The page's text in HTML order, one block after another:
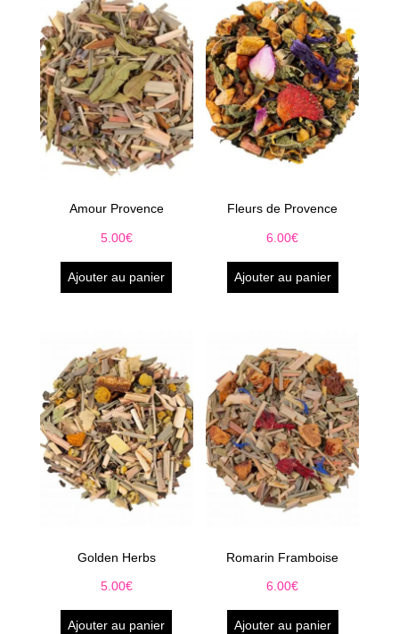
Amour Provence
5.00€
Ajouter au panier
Fleurs de Provence
6.00€
Ajouter au panier
Golden Herbs
5.00€
Ajouter au panier
Romarin Framboise
6.00€
Ajouter au panier